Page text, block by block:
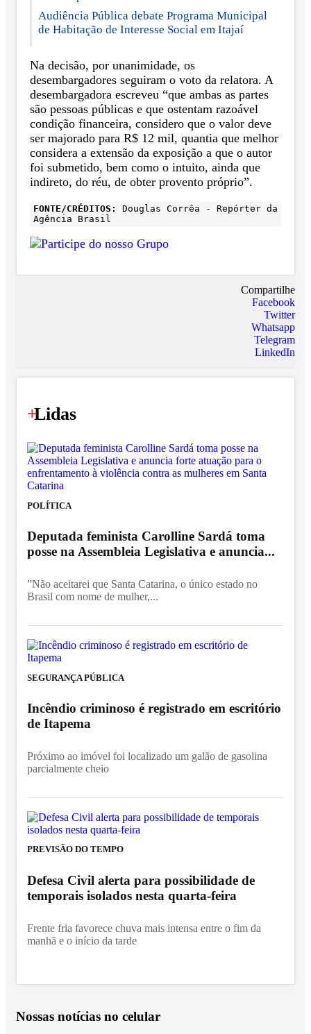
Audiência Pública debate Programa Municipal
de Habitação de Interesse Social em Itajaí
Na decisão, por unanimidade, os
desembargadores seguiram o voto da relatora. A
desembargadora escreveu “que ambas as partes
são pessoas públicas e que ostentam razoável
condição financeira, considero que o valor deve
ser majorado para R$ 12 mil, quantia que melhor
considera a extensão da exposição a que o autor
foi submetido, bem como o intuito, ainda que
indireto, do réu, de obter provento próprio”.
FONTE/CRÉDITOS:
Douglas Corrêa - Repórter da
Agência Brasil
Compartilhe
Facebook
Twitter
Whatsapp
Telegram
LinkedIn
+
Lidas
POLÍTICA
Deputada feminista Carolline Sardá toma
posse na Assembleia Legislativa e anuncia...
”Não aceitarei que Santa Catarina, o único estado no
Brasil com nome de mulher,...
SEGURANÇA PÚBLICA
Incêndio criminoso é registrado em escritório
de Itapema
Próximo ao imóvel foi localizado um galão de gasolina
parcialmente cheio
PREVISÃO DO TEMPO
Defesa Civil alerta para possibilidade de
temporais isolados nesta quarta-feira
Frente fria favorece chuva mais intensa entre o fim da
manhã e o início da tarde
Nossas notícias no celular